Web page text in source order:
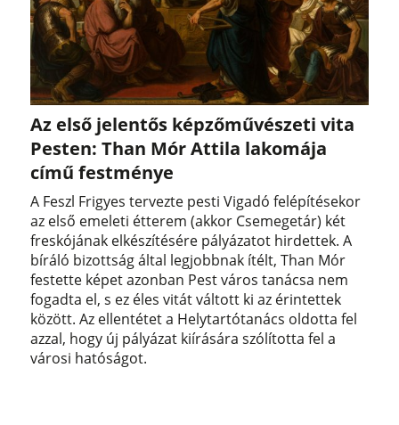
Az első jelentős képzőművészeti vita
Pesten: Than Mór Attila lakomája
című festménye
A Feszl Frigyes tervezte pesti Vigadó felépítésekor
az első emeleti étterem (akkor Csemegetár) két
freskójának elkészítésére pályázatot hirdettek. A
bíráló bizottság által legjobbnak ítélt, Than Mór
festette képet azonban Pest város tanácsa nem
fogadta el, s ez éles vitát váltott ki az érintettek
között. Az ellentétet a Helytartótanács oldotta fel
azzal, hogy új pályázat kiírására szólította fel a
városi hatóságot.